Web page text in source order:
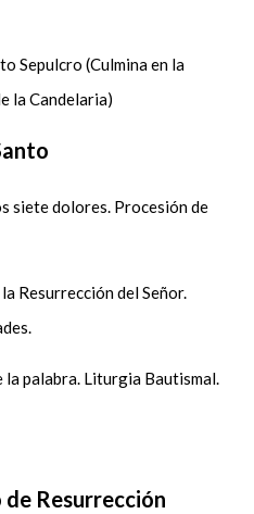
Sepulcro (Culmina en la
la Candelaria)
siete dolores. Procesión de
Resurrección del Señor.
palabra. Liturgia Bautismal.
Resurrección